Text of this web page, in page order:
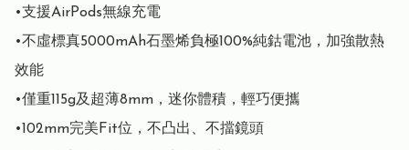
•支援AirPods無線充電
•不虛標真5000mAh石墨烯負極100%純鈷電池，加強散熱
效能
•僅重115g及超薄8mm，迷你體積，輕巧便攜
•102mm完美Fit位，不凸出、不擋鏡頭